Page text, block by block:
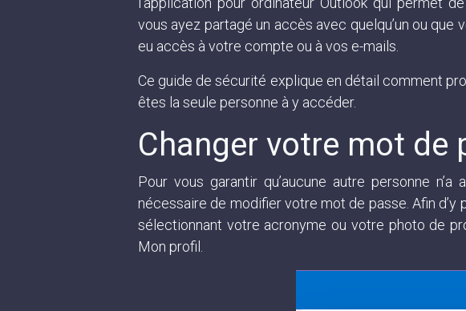
vous ayez partagé un accès avec quelqu’un ou que
eu accès à votre compte ou à vos e-mails.
Ce guide de sécurité explique en détail comment
êtes la seule personne à y accéder.
Changer votre mot de
Pour vous garantir qu’aucune autre personne
nécessaire de modifier votre mot de passe. Afin d’y
sélectionnant votre acronyme ou votre photo de
Mon profil.